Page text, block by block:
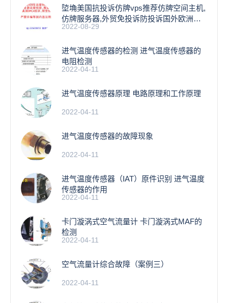
埅埆美国抗投诉仿牌vps推荐仿牌空间主机,
仿牌服务器,外贸免投诉防投诉国外欧洲荷
兰
2022-08-29
进气温度传感器的检测 进气温度传感器的
电阻检测
2022-04-11
进气温度传感器原理 电路原理和工作原理
2022-04-11
进气温度传感器的故障现象
2022-04-11
进气温度传感器（IAT）原件识别 进气温度
传感器的作用
2022-04-11
卡门漩涡式空气流量计 卡门漩涡式MAF的
检测
2022-04-11
空气流量计综合故障（案例三）
2022-04-11